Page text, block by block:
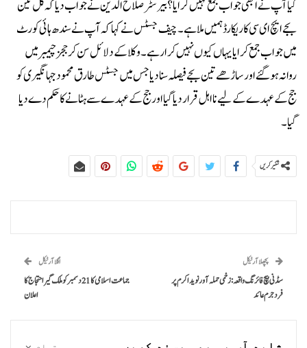
کیا آپ نے ابھی جواب جمع نہیں کرایا ؟ بیرسٹر صلاح الدین نے جواب دیا کہ کل تین
بجے ایچ ای سی کا ریکارڈ ہمیں ملا ہے۔چیف جسٹس نے کہا کہ آپ نے سندھ ہائی کورٹ
میں جواب جمع کرایا یہاں کیوں نہیں کرا رہے۔وکلا کے دلائل سن کر ججز چیمبر میں
روانہ ہوگئے اور ساڑھے تین بجے فیصلہ سنا دیا جس میں جسٹس طارق محمود جہانگیری کو
جج کے عہدے کے لیے نااہل قرار دیا گیا اور جج کے عہدے سے ہٹانے کا حکم دے دیا
گیا۔
شئیر کریں
پچھلا آرٹیکل
سڈنی بیچ فائرنگ واقعہ: زخمی حملہ آور نوید اکرم پر
فرد جرم عائد
اگلا آرٹیکل
جماعت اسلامی کا 21 دسمبر کو ملک گیر احتجاج کا
اعلان